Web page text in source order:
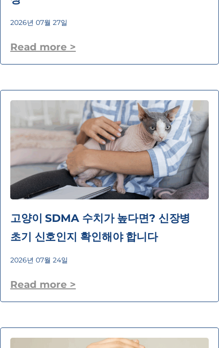
2026년 07월 27일
Read more >
고양이 SDMA 수치가 높다면? 신장병
초기 신호인지 확인해야 합니다
2026년 07월 24일
Read more >